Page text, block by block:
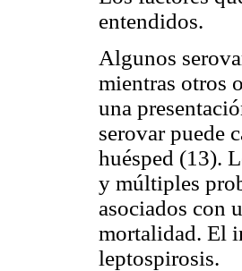
entendidos.
Algunos
mientras otros
una
serovar puede
huésped (13).
y múltiples
asociados con
mortalidad. El
leptospirosis.